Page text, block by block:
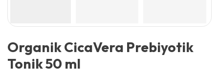
Organik CicaVera Prebiyotik
Tonik 50 ml